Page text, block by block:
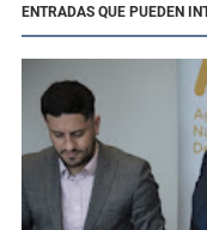
ENTRADAS QUE PUEDEN